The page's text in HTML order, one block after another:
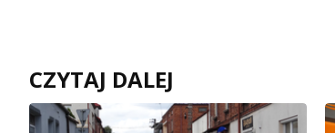
CZYTAJ DALEJ